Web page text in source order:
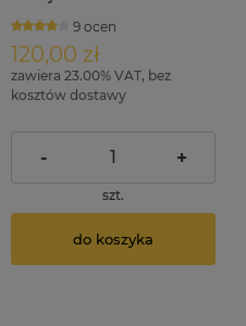
ID4247
9 ocen
120,00 zł
zawiera 23.00% VAT, bez
kosztów dostawy
- +
szt.
do koszyka